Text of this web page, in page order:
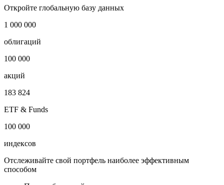
Non-Viability Contingent Capital (NVCC)
Показать все
Откройте глобальную базу данных
1 000 000
облигаций
100 000
акций
183 824
ETF & Funds
100 000